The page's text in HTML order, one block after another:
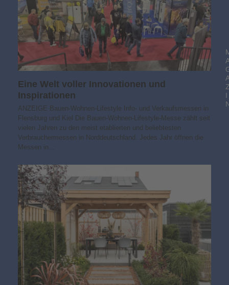
Eine Welt voller Innovationen und
Inspirationen
ANZEIGE Bauen-Wohnen-Lifestyle Info- und Verkaufsmessen in
Flensburg und Kiel Die Bauen-Wohnen-Lifestyle-Messe zählt seit
vielen Jahren zu den meist etablierten und beliebtesten
Verbrauchermessen in Norddeutschland. Jedes Jahr öffnen die
Messen in…
I